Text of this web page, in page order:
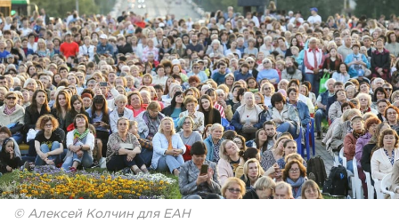
© Алексей Колчин для ЕАН